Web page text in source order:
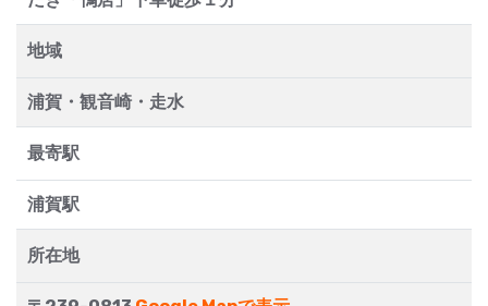
地域
浦賀・観音崎・走水
最寄駅
浦賀駅
所在地